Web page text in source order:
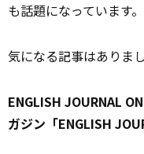
も話題になっています。
気になる記事はありま
ENGLISH JOURNAL
ガジン「ENGLISH